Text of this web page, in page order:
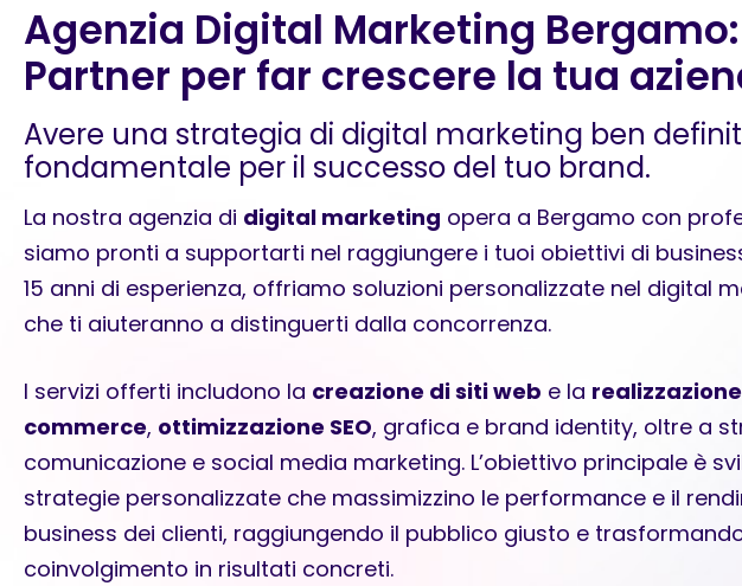
Agenzia Digital Marketing
Partner per far crescere la tua
Avere una strategia di digital marketing ben
fondamentale per il successo del tuo brand.
La nostra agenzia di digital marketing opera a Bergamo con
siamo pronti a supportarti nel raggiungere i tuoi obiettivi di
15 anni di esperienza, offriamo soluzioni personalizzate nel digital
che ti aiuteranno a distinguerti dalla concorrenza.
I servizi offerti includono la creazione di siti web e la
commerce, ottimizzazione SEO, grafica e brand identity, oltre a
comunicazione e social media marketing. L’obiettivo principale è
strategie personalizzate che massimizzino le performance e il
business dei clienti, raggiungendo il pubblico giusto e
coinvolgimento in risultati concreti.